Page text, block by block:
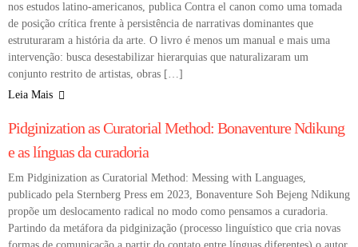
nos estudos latino-americanos, publica Contra el canon como uma tomada
de posição crítica frente à persistência de narrativas dominantes que
estruturaram a história da arte. O livro é menos um manual e mais uma
intervenção: busca desestabilizar hierarquias que naturalizaram um
conjunto restrito de artistas, obras […]
Leia Mais
COLUNA
Pidginization as Curatorial Method: Bonaventure Ndikung
e as línguas da curadoria
Em Pidginization as Curatorial Method: Messing with Languages,
publicado pela Sternberg Press em 2023, Bonaventure Soh Bejeng Ndikung
propõe um deslocamento radical no modo como pensamos a curadoria.
Partindo da metáfora da pidginização (processo linguístico que cria novas